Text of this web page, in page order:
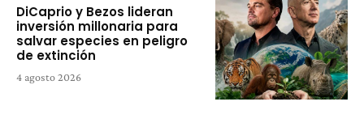
DiCaprio y Bezos lideran
inversión millonaria para
salvar especies en peligro
de extinción
4 agosto 2026